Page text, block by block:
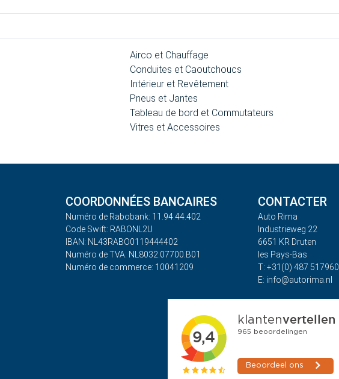
Airco et Chauffage
Conduites et Caoutchoucs
Intérieur et Revêtement
Pneus et Jantes
Tableau de bord et Commutateurs
Vitres et Accessoires
COORDONNÉES BANCAIRES
Numéro de Rabobank: 11.94.44.402
Code Swift: RABONL2U
IBAN: NL43RABO0119444402
Numéro de TVA: NL8032.07700.B01
Numéro de commerce: 10041209
CONTACTER
Auto Rima
Industrieweg 22
6651 KR Druten
les Pays-Bas
T: +31(0) 487 517960
E: info@autorima.nl